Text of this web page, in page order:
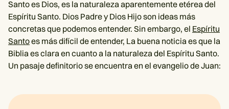
Santo es Dios, es la naturaleza aparentemente etérea del
Espíritu Santo. Dios Padre y Dios Hijo son ideas más
concretas que podemos entender. Sin embargo, el Espíritu
Santoes más difícil de entender, La buena noticia es que la
Biblia es clara en cuanto a la naturaleza del Espíritu Santo.
Un pasaje definitorio se encuentra en el evangelio de Juan: